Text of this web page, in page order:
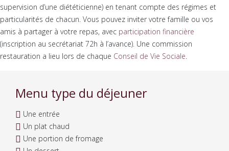
supervision d’une diététicienne) en tenant compte des régimes et
particularités de chacun. Vous pouvez inviter votre famille ou vos
amis à partager à votre repas, avec participation financière
(inscription au secrétariat 72h à l’avance). Une commission
restauration a lieu lors de chaque Conseil de Vie Sociale.
Menu type du déjeuner
Une entrée
Un plat chaud
Une portion de fromage